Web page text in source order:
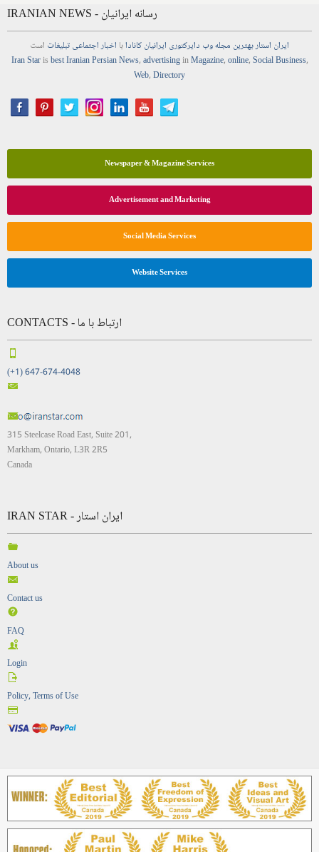
IRANIAN NEWS - رسانه ایرانیان
ایران استاربهترین مجلهوب دایرکتوری ایرانیان کانادابا اخباراجتماعیتبلیغات است
Iran Starisbest Iranian PersianNews,advertisinginMagazine,online,Social Business,
Web,Directory
Newspaper & Magazine Services
Advertisement and Marketing
Social Media Services
Website Services
CONTACTS - ارتباط با ما
(+1) 647-674-4048
315 Steelcase Road East, Suite 201,
Markham, Ontario, L3R 2R5
Canada
IRAN STAR - ایران استار
About us
Contact us
FAQ
Login
Policy, Terms of Use